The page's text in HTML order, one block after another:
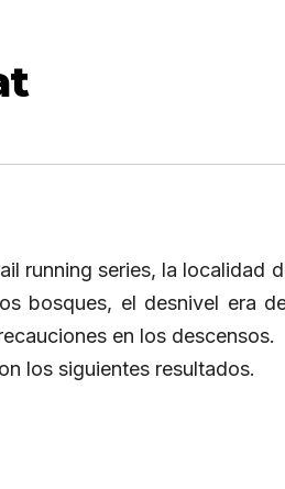
running series, la localidad
bosques, el desnivel era
en los descensos.
los siguientes resultados.